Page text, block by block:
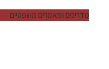
מדריכים ומאמרים משפטיים